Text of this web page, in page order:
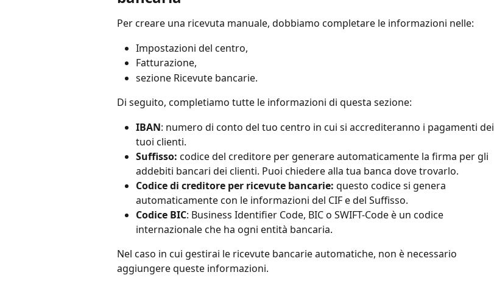
Per creare una ricevuta manuale, dobbiamo completare le informazioni nelle:
Impostazioni del centro,
Fatturazione,
sezione Ricevute bancarie.
Di seguito, completiamo tutte le informazioni di questa sezione:
IBAN: numero di conto del tuo centro in cui si accrediteranno i pagamenti dei
tuoi clienti.
Suffisso: codice del creditore per generare automaticamente la firma per gli
addebiti bancari dei clienti. Puoi chiedere alla tua banca dove trovarlo.
Codice di creditore per ricevute bancarie: questo codice si genera
automaticamente con le informazioni del CIF e del Suffisso.
Codice BIC: Business Identifier Code, BIC o SWIFT-Code è un codice
internazionale che ha ogni entità bancaria.
Nel caso in cui gestirai le ricevute bancarie automatiche, non è necessario
aggiungere queste informazioni.